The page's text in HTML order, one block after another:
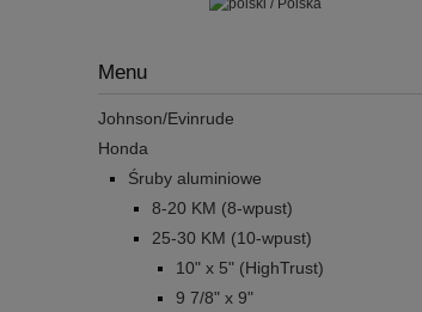
Menu
Johnson/Evinrude
Honda
Śruby aluminiowe
8-20 KM (8-wpust)
25-30 KM (10-wpust)
10" x 5" (HighTrust)
9 7/8" x 9"